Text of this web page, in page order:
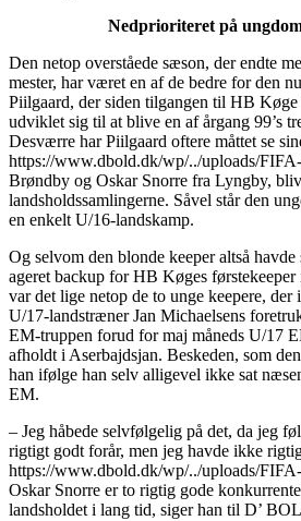
Nedprioriteret på
Den netop overståede sæson, der endte
mester, har været en af de bedre for den
Piilgaard, der siden tilgangen til HB
udviklet sig til at blive en af årgang 99’s
Desværre har Piilgaard oftere måttet se
https://www.dbold.dk/wp/../uploads/
Brøndby og Oskar Snorre fra Lyngby,
landsholdssamlingerne. Såvel står den
en enkelt U/16-landskamp.
Og selvom den blonde keeper altså
ageret backup for HB Køges
var det lige netop de to unge keepere,
U/17-landstræner Jan Michaelsens
EM-truppen forud for maj måneds U/17
afholdt i Aserbajdsjan. Beskeden, som
han ifølge han selv alligevel ikke sat
EM.
– Jeg håbede selvfølgelig på det, da jeg
rigtigt godt forår, men jeg havde ikke
https://www.dbold.dk/wp/../uploads/
Oskar Snorre er to rigtig gode
landsholdet i lang tid, siger han til D’